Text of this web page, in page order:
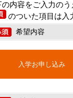
の内容をご入力の
のついた項目は入
希望内容
入学お申し込み